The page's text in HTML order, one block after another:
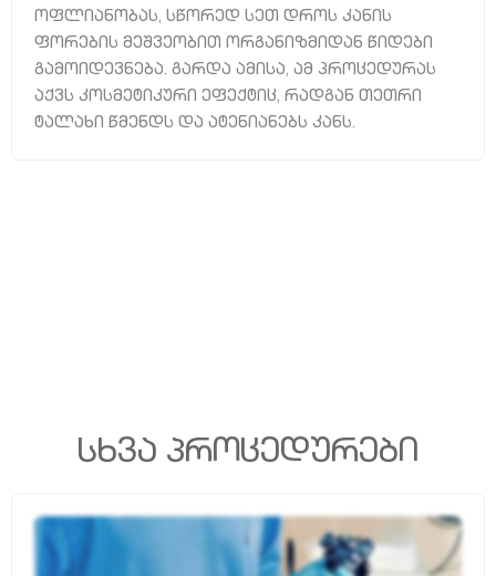
ოფლიანობას, სწორედ სეთ დროს კანის
ფორების მეშვეობით ორგანიზმიდან წიდები
გამოიდევნება. გარდა ამისა, ამ პროცედურას
აქვს კოსმეტიკური ეფექტიც, რადგან თეთრი
ტალახი წმენდს და ატენიანებს კანს.
Სხვა Პროცედურები